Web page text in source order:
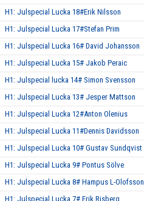
H1: Julspecial Lucka 18#Erik Nilsson
H1: Julspecial Lucka 17#Stefan Prim
H1: Julspecial Lucka 16# David Johansson
H1: Julspecial Lucka 15# Jakob Peraic
H1: Julspecial lucka 14# Simon Svensson
H1: Julspecial Lucka 13# Jesper Mattson
H1: Julspecial Lucka 12#Anton Olenius
H1: Julspecial Lucka 11#Dennis Davidsson
H1: Julspecial Lucka 10# Gustav Sundqvist
H1: Julspecial Lucka 9# Pontus Sölve
H1: Julspecial Lucka 8# Hampus L-Olofsson
H1: Julspecial Lucka 7# Erik Risberg